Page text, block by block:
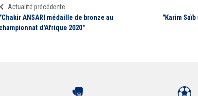
Actualité précédente
"Chakir ANSARI médaille de bronze au
championnat d'Afrique 2020"
"Karim